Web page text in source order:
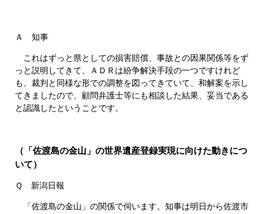
Ａ 知事
これはずっと県としての損害賠償、事故との因果関係等をず
っと説明してきて、ＡＤＲは紛争解決手段の一つですけれど
も、裁判と同様な形での調整を図ってきていて、和解案を示し
てきましたので、顧問弁護士等にも相談した結果、妥当である
と認識したということです。
（「佐渡島の金山」の世界遺産登録実現に向けた動きにつ
いて）
Ｑ 新潟日報
「佐渡島の金山」の関係で伺います。知事は明日から佐渡市